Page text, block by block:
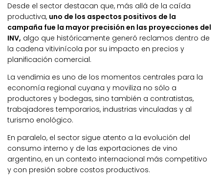
Desde el sector destacan que, más allá de la caída
productiva, uno de los aspectos positivos de la
campaña fue la mayor precisión en las proyecciones del
INV, algo que históricamente generó reclamos dentro de
la cadena vitivinícola por su impacto en precios y
planificación comercial.
La vendimia es uno de los momentos centrales para la
economía regional cuyana y moviliza no sólo a
productores y bodegas, sino también a contratistas,
trabajadores temporarios, industrias vinculadas y al
turismo enológico.
En paralelo, el sector sigue atento a la evolución del
consumo interno y de las exportaciones de vino
argentino, en un contexto internacional más competitivo
y con presión sobre costos productivos.